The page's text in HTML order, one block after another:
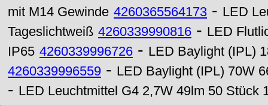
mit M14 Gewinde 4260365564173 - LED
Tageslichtweiß 4260339990816 - LED
IP65 4260339996726 - LED Baylight (IPL)
4260339996559 - LED Baylight (IPL) 70W
- LED Leuchtmittel G4 2,7W 49lm 50 Stück